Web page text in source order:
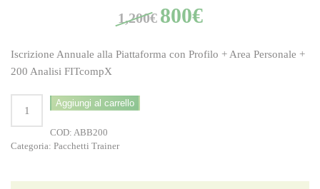
1,200€
Il
prezzo
era:
800€Il
prezzo
è:
Iscrizione Annuale alla Piattaforma con Profilo + Area Personale +
200 Analisi FITcompX
Aggiungi al carrello
COD: ABB200
Categoria: Pacchetti Trainer